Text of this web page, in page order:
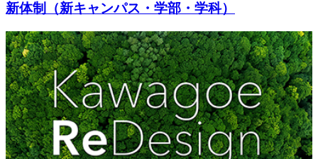
新体制（新キャンパス・学部・学科）